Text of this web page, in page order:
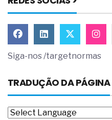
Siga-nos /targetnormas
TRADUÇÃO DA PÁGINA